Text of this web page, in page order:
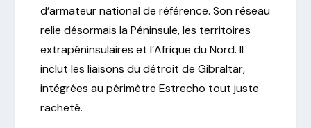
d’armateur national de référence. Son réseau
relie désormais la Péninsule, les territoires
extrapéninsulaires et l’Afrique du Nord. Il
inclut les liaisons du détroit de Gibraltar,
intégrées au périmètre Estrecho tout juste
racheté.